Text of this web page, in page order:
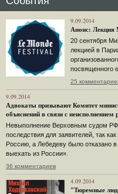
9.09.2014
Анонс: Лекция
20 сентября
лекцией в
посвященного
25
9.09.2014
Адвокаты призывают Комитет
объяснений в связи с
Невыполнение Верховным судом
последствия для заявителей, так
Россию, а Лебедеву было отказано
выехать из России».
36 комментариев
4.09.2014
"Тюремные